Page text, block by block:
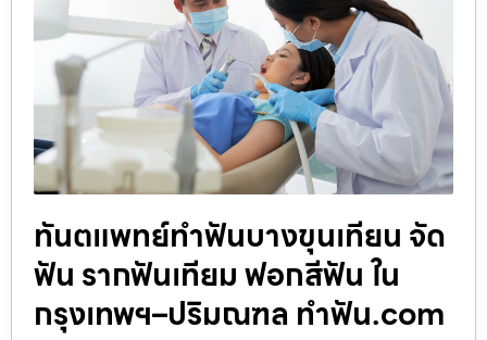
ทันตแพทย์ทำฟันบางขุนเทียน จัด
ฟัน รากฟันเทียม ฟอกสีฟัน ใน
กรุงเทพฯ–ปริมณฑล ทำฟัน.com